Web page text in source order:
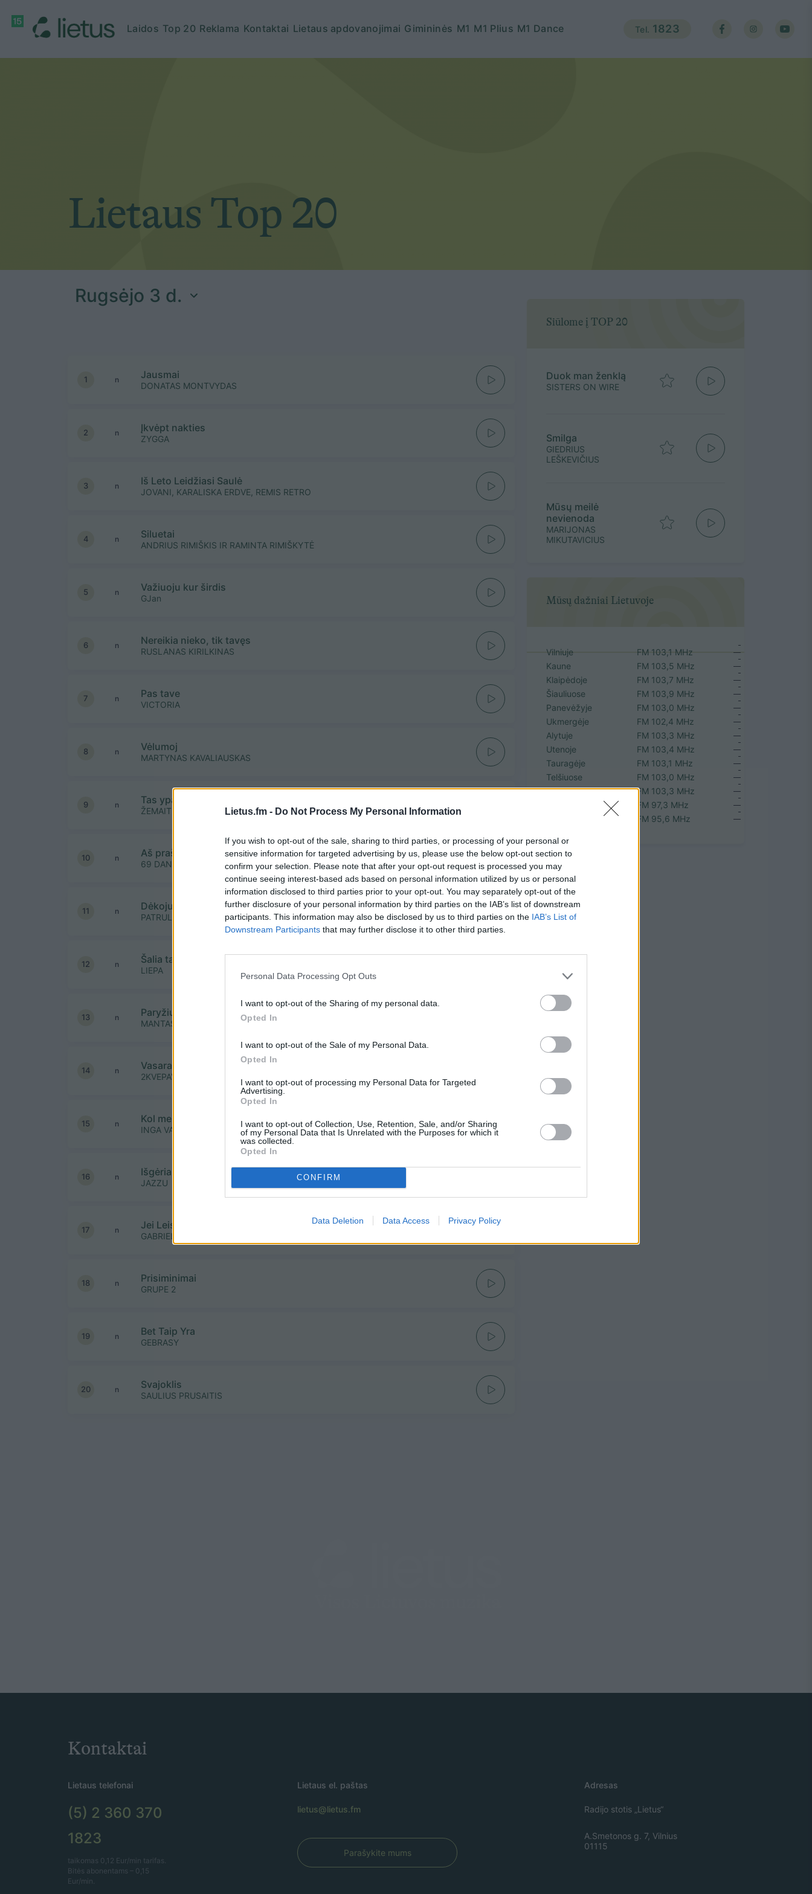
Lietus.fm - Do Not Process My Personal Information
If you wish to opt-out of the sale, sharing to third parties, or processing of your personal or
sensitive information for targeted advertising by us, please use the below opt-out section to
confirm your selection. Please note that after your opt-out request is processed you may
continue seeing interest-based ads based on personal information utilized by us or personal
information disclosed to third parties prior to your opt-out. You may separately opt-out of the
further disclosure of your personal information by third parties on the IAB’s list of downstream
participants. This information may also be disclosed by us to third parties on the IAB’s List of
Downstream Participants that may further disclose it to other third parties.
Personal Data Processing Opt Outs
I want to opt-out of the Sharing of my personal data.
Opted In
I want to opt-out of the Sale of my Personal Data.
Opted In
I want to opt-out of processing my Personal Data for Targeted
Advertising.
Opted In
I want to opt-out of Collection, Use, Retention, Sale, and/or Sharing
of my Personal Data that Is Unrelated with the Purposes for which it
was collected.
Opted In
CONFIRM
Data Deletion Data Access Privacy Policy
Laidos Top 20 Reklama Kontaktai Lietaus apdovanojimai Gimininės M1 M1 Plius M1 Dance Tel. 1823
Lietaus Top 20
Rugsėjo 3 d.
1 n Jausmai
DONATAS MONTVYDAS
2 n Įkvėpt nakties
ZYGGA
3 n Iš Leto Leidžiasi Saulė
JOVANI, KARALISKA ERDVE, REMIS RETRO
4 n Siluetai
ANDRIUS RIMIŠKIS IR RAMINTA RIMIŠKYTĖ
5 n Važiuoju kur širdis
GJan
6 n Nereikia nieko, tik tavęs
RUSLANAS KIRILKINAS
7 n Pas tave
VICTORIA
8 n Vėlumoj
MARTYNAS KAVALIAUSKAS
9 n Tas ypatingas grožis Lietuvos
ŽEMAITUKAI
10 n Aš prašau
69 DANGUJE
11 n Dėkoju dangau
PATRULIAI
12 n Šalia tavęs
LIEPA
13 n Paryžius
MANTAS
14 n Vasara Kabrioletinė [feat. Adrina]
2KVEPAVIMAS
15 n Kol mes kartu
INGA VALINSKIENE IR CESLOVAS GABALIS
16 n Išgėriau Išrūkiau
JAZZU
17 n Jei Leisi
GABRIELIUS VAGELIS ir 69 DANGUJE
18 n Prisiminimai
GRUPE 2
19 n Bet Taip Yra
GEBRASY
20 n Svajoklis
SAULIUS PRUSAITIS
Siūlome į TOP 20
Duok man ženklą
SISTERS ON WIRE
Smilga
GIEDRIUS
LEŠKEVIČIUS
Mūsų meilė
nevienoda
MARIJONAS
MIKUTAVICIUS
Mūsų dažniai Lietuvoje
Vilniuje
FM 103,1 MHz
Kaune
FM 103,5 MHz
Klaipėdoje
FM 103,7 MHz
Šiauliuose
FM 103,9 MHz
Panevėžyje
FM 103,0 MHz
Ukmergėje
FM 102,4 MHz
Alytuje
FM 103,3 MHz
Utenoje
FM 103,4 MHz
Tauragėje
FM 103,1 MHz
Telšiuose
FM 103,0 MHz
Biržuose
FM 103,3 MHz
FM 97,3 MHz
FM 95,6 MHz
Kontaktai
Lietaus telefonai
(5) 2 360 370
1823
taikomas 0,12 Eur/min tarifas.
Bitės abonentams – 0,15
Eur/min.
Lietaus el. paštas
lietus@lietus.fm
Parašykite mums
Adresas
Radijo stotis „Lietus“
A.Smetonos g. 7, Vilnius
01115